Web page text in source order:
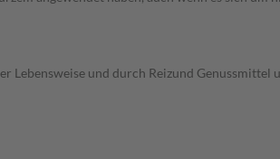
und durch Reizund Genussmittel